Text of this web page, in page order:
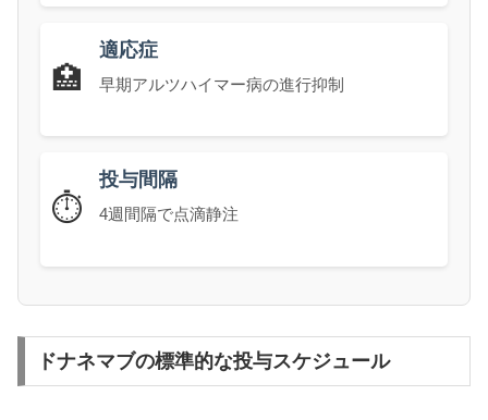
🏥
適応症
早期アルツハイマー病の進行抑制
⏱️
投与間隔
4週間隔で点滴静注
ドナネマブの標準的な投与スケジュール